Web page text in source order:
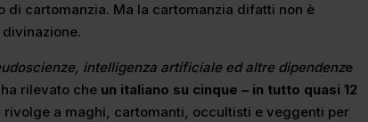
di cartomanzia. Ma la cartomanzia difatti non è
intelligenza artificiale ed altre dipendenze
rilevato che un italiano su cinque – in tutto quasi 12
rivolge a maghi, cartomanti, occultisti e veggenti per